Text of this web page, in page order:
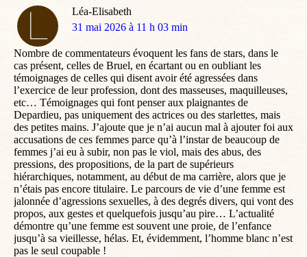
Léa-Elisabeth
dit
31 mai 2026 à 11 h 03 min
Nombre de commentateurs évoquent les fans de stars, dans le
cas présent, celles de Bruel, en écartant ou en oubliant les
témoignages de celles qui disent avoir été agressées dans
l’exercice de leur profession, dont des masseuses, maquilleuses,
etc… Témoignages qui font penser aux plaignantes de
Depardieu, pas uniquement des actrices ou des starlettes, mais
des petites mains. J’ajoute que je n’ai aucun mal à ajouter foi aux
accusations de ces femmes parce qu’à l’instar de beaucoup de
femmes j’ai eu à subir, non pas le viol, mais des abus, des
pressions, des propositions, de la part de supérieurs
hiérarchiques, notamment, au début de ma carrière, alors que je
n’étais pas encore titulaire. Le parcours de vie d’une femme est
jalonnée d’agressions sexuelles, à des degrés divers, qui vont des
propos, aux gestes et quelquefois jusqu’au pire… L’actualité
démontre qu’une femme est souvent une proie, de l’enfance
jusqu’à sa vieillesse, hélas. Et, évidemment, l’homme blanc n’est
pas le seul coupable !